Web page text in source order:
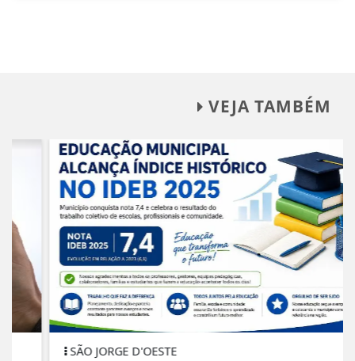
VEJA TAMBÉM
SÃO JORGE D'OESTE